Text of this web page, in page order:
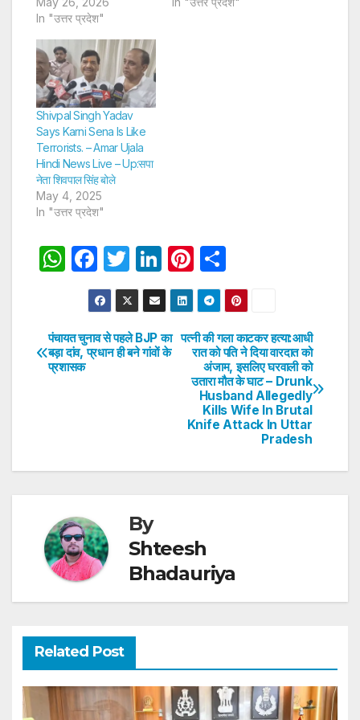
In "उत्तर प्रदेश"
Shivpal Singh Yadav
Says Karni Sena Is Like
Terrorists. – Amar Ujala
Hindi News Live – Up:सपा
नेता शिवपाल सिंह बोले
May 4, 2025
In "उत्तर प्रदेश"
W
s
A
F
a
c
e
b
T
w
itt
er
Li
n
k
e
dI
Pi
nt
er
e
st
h
ar
e
Post
navigation
पत्नी की गला काटकर हत्या:आधी
रात को पति ने दिया वारदात को
अंजाम, इसलिए घरवाली को
उतारा मौत के घाट – Drunk
Husband Allegedly
Kills Wife In Brutal
Knife Attack In Uttar
Pradesh
पंचायत चुनाव से पहले BJP का
बड़ा दांव, प्रधान ही बने गांवों के
प्रशासक
By
Shteesh
Bhadauriya
Related Post